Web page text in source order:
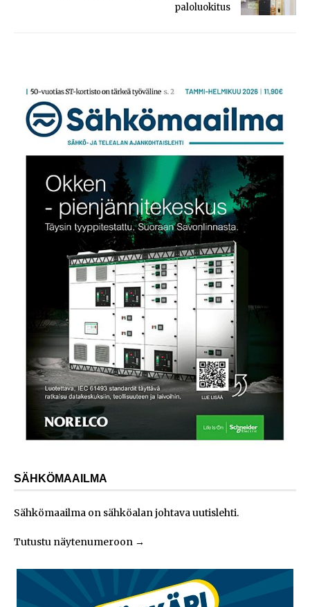
paloluokitus
SÄHKÖMAAILMA
Sähkömaailma on sähköalan johtava uutislehti.
Tutustu näytenumeroon →